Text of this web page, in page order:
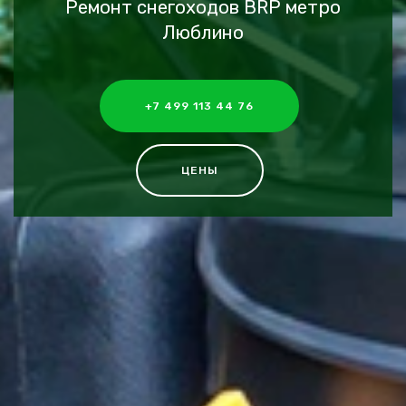
Ремонт снегоходов BRP метро
Люблино
+7 499 113 44 76
ЦЕНЫ